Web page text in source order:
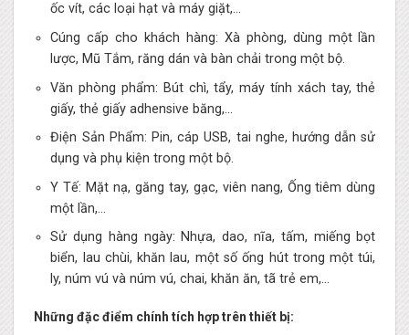
ốc vít, các loại hạt và máy giặt,…
Cúng cấp cho khách hàng: Xà phòng, dùng một lần
lược, Mũ Tắm, răng dán và bàn chải trong một bộ.
Văn phòng phẩm: Bút chì, tẩy, máy tính xách tay, thẻ
giấy, thẻ giấy adhensive băng,…
Điện Sản Phẩm: Pin, cáp USB, tai nghe, hướng dẫn sử
dụng và phụ kiện trong một bộ.
Y Tế: Mặt nạ, găng tay, gạc, viên nang, Ống tiêm dùng
một lần,…
Sử dụng hàng ngày: Nhựa, dao, nĩa, tấm, miếng bọt
biển, lau chùi, khăn lau, một số ống hút trong một túi,
ly, núm vú và núm vú, chai, khăn ăn, tã trẻ em,…
Những đặc điểm chính tích hợp trên thiết bị: